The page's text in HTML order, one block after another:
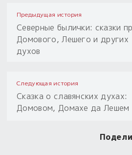
Предыдущая история
Северные былички: сказки
Домового, Лешего и других
духов
Следующая история
Сказка о славянских духах:
Домовом, Домахе да Лешем